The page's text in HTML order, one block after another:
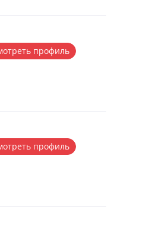
профиль
профиль